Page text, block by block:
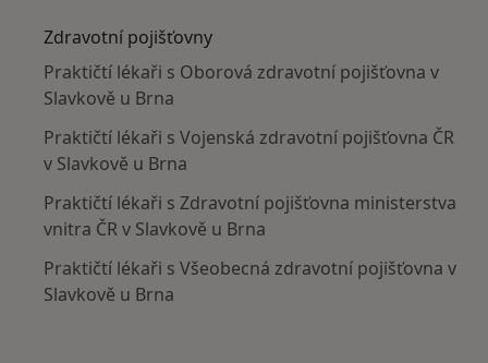
Zdravotní pojišťovny
Praktičtí lékaři s Oborová zdravotní pojišťovna v
Slavkově u Brna
Praktičtí lékaři s Vojenská zdravotní pojišťovna ČR
v Slavkově u Brna
Praktičtí lékaři s Zdravotní pojišťovna ministerstva
vnitra ČR v Slavkově u Brna
Praktičtí lékaři s Všeobecná zdravotní pojišťovna v
Slavkově u Brna